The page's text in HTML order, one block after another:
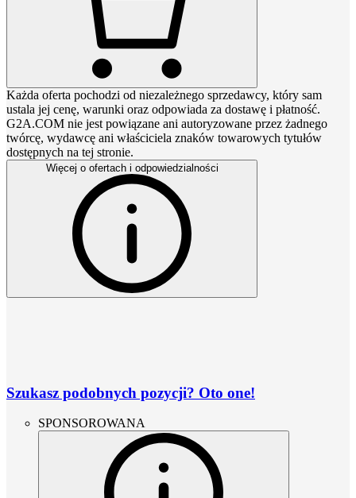
Każda oferta pochodzi od niezależnego sprzedawcy, który sam
ustala jej cenę, warunki oraz odpowiada za dostawę i płatność.
G2A.COM nie jest powiązane ani autoryzowane przez żadnego
twórcę, wydawcę ani właściciela znaków towarowych tytułów
dostępnych na tej stronie.
Więcej o ofertach i odpowiedzialności
Szukasz podobnych pozycji? Oto one!
SPONSOROWANA